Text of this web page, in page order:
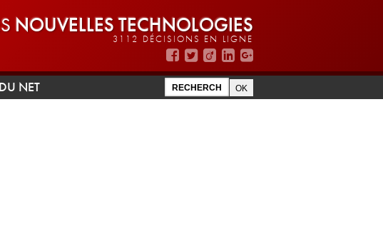
NOUVELLES TECHNOLOGIES
3112 DÉCISIONS EN LIGNE
NET